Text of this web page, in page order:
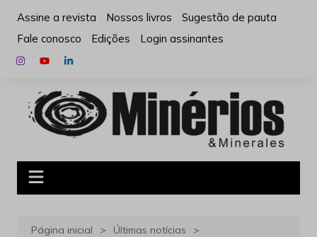
para
conteúdo
Assine a revista Nossos livros
Sugestão de pauta
Fale conosco
Edições Login assinantes
Página inicial
Últimas notícias